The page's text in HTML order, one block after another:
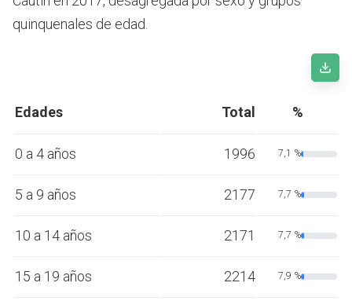
quinquenales de edad.
Edades Total %
0 a 4 años 1996 7,1 %
5 a 9 años 2177 7,7 %
10 a 14 años 2171 7,7 %
15 a 19 años 2214 7,9 %